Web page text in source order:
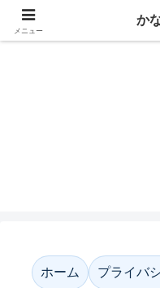
ホーム プライバ
メニュー
か